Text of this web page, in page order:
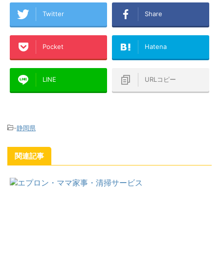
Twitter Share
Pocket Hatena
LINE URLコピー
-静岡県
関連記事